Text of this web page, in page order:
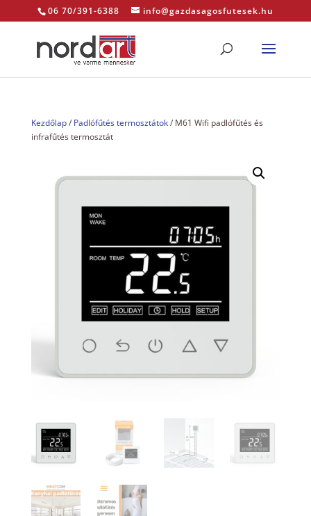
06 70/391-6388 info@gazdasagosfutesek.hu
Kezdőlap/ Padlófűtés termosztátok/ M61 Wifi padlófűtés és
infrafűtés termosztát